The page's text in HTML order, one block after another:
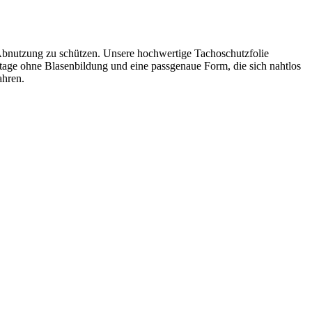
zu schützen. Unsere hochwertige Tachoschutzfolie
ohne Blasenbildung und eine passgenaue Form, die sich nahtlos